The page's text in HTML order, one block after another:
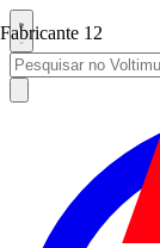
Fabricante 12